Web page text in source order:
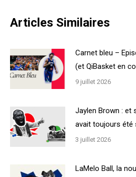
Articles Similaires
Carnet bleu –
(et QiBasket en
9 juillet 2026
Jaylen Brown : et
avait toujours été
3 juillet 2026
LaMelo Ball, la